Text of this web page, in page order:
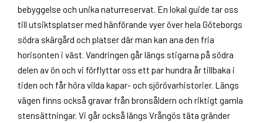
bebyggelse och unika naturreservat. En lokal guide tar oss
till utsiktsplatser med hänförande vyer över hela Göteborgs
södra skärgård och platser där man kan ana den fria
horisonten i väst. Vandringen går längs stigarna på södra
delen av ön och vi förflyttar oss ett par hundra år tillbaka i
tiden och får höra vilda kapar- och sjörövarhistorier. Längs
vägen finns också gravar från bronsåldern och riktigt gamla
stensättningar. Vi går också längs Vrångös täta gränder